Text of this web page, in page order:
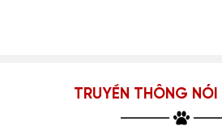
TRUYỀN THÔNG NÓI